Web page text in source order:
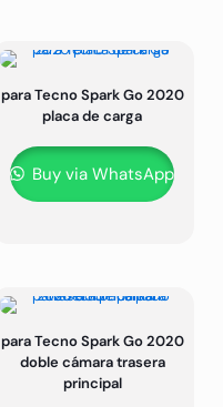
para Tecno Spark Go 2020
placa de carga
Buy via WhatsApp
para Tecno Spark Go 2020
doble cámara trasera
principal